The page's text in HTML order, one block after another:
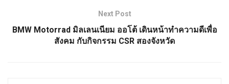
Next Post
BMW Motorrad มิลเลนเนียม ออโต้ เดินหน้าทำความดีเพื่อ
สังคม กับกิจกรรม CSR สองจังหวัด